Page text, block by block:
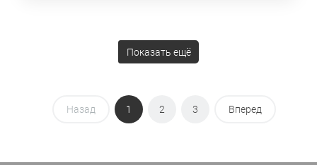
Показать ещё
Назад 1 2 3 Вперед